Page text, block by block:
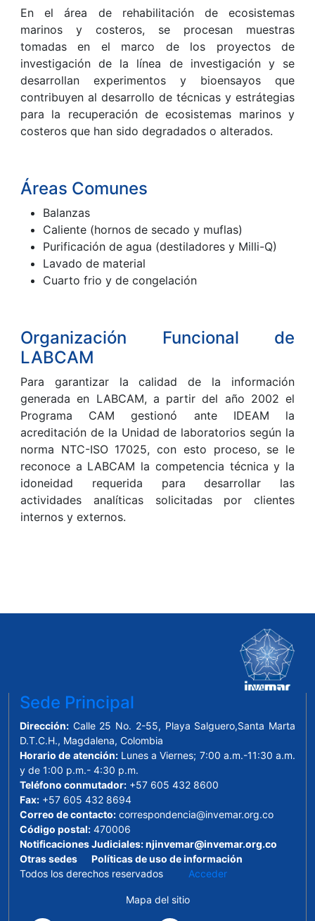
En el área de rehabilitación de ecosistemas
marinos y costeros, se procesan muestras
tomadas en el marco de los proyectos de
investigación de la línea de investigación y se
desarrollan experimentos y bioensayos que
contribuyen al desarrollo de técnicas y estrátegias
para la recuperación de ecosistemas marinos y
costeros que han sido degradados o alterados.
Áreas Comunes
Balanzas
Caliente (hornos de secado y muflas)
Purificación de agua (destiladores y Milli-Q)
Lavado de material
Cuarto frio y de congelación
Organización Funcional de
LABCAM
Para garantizar la calidad de la información
generada en LABCAM, a partir del año 2002 el
Programa CAM gestionó ante IDEAM la
acreditación de la Unidad de laboratorios según la
norma NTC-ISO 17025, con esto proceso, se le
reconoce a LABCAM la competencia técnica y la
idoneidad requerida para desarrollar las
actividades analíticas solicitadas por clientes
internos y externos.
Sede Principal
Dirección: Calle 25 No. 2-55, Playa Salguero,Santa Marta
D.T.C.H., Magdalena, Colombia
Horario de atención:Lunes a Viernes; 7:00 a.m.-11:30 a.m.
y de 1:00 p.m.- 4:30 p.m.
Teléfono conmutador: +57 605 432 8600
Fax: +57 605 432 8694
Correo de contacto: correspondencia@invemar.org.co
Código postal: 470006
Notificaciones Judiciales:njinvemar@invemar.org.co
Otras sedes
Políticas de uso de información
Todos los derechos reservados Acceder
Mapa del sitio